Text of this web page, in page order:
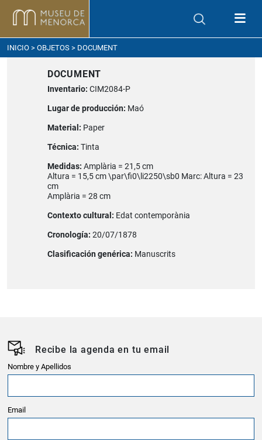
llegar
INICIO > OBJETOS > DOCUMENT
DOCUMENT
Inventario: CIM2084-P
Lugar de producción: Maó
Material: Paper
Técnica: Tinta
Medidas: Amplària = 21,5 cm
Altura = 15,5 cm \par\fi0\li2250\sb0 Marc: Altura = 23
cm
Amplària = 28 cm
Contexto cultural: Edat contemporània
Cronología: 20/07/1878
Clasificación genérica: Manuscrits
Recibe la agenda en tu email
Nombre y Apellidos
Email